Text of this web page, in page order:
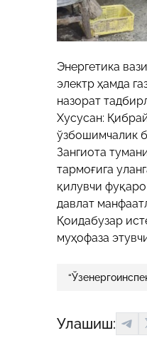
Энергетика
электр ҳамда
назорат
Хусусан:
ўзбошимчалик
Зангиота
тармоғига
қилувчи
давлат
Қоидабузар
муҳофаза
Улашиш: